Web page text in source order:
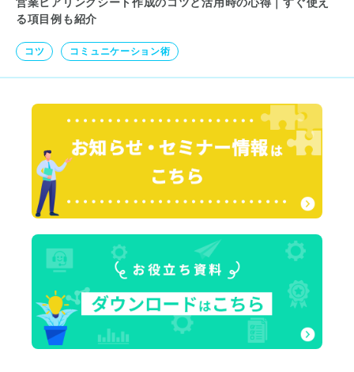
営業ヒアリングシート作成のコツと活用時の心得｜すぐ使え
る項目例も紹介
コツ コミュニケーション術